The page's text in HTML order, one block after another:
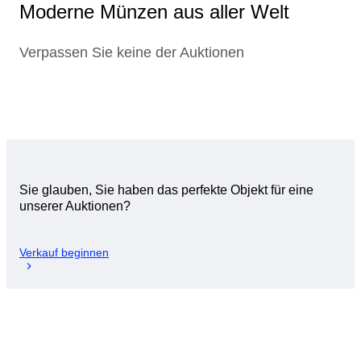
Moderne Münzen aus aller Welt
Verpassen Sie keine der Auktionen
Sie glauben, Sie haben das perfekte Objekt für eine
unserer Auktionen?
Verkauf beginnen